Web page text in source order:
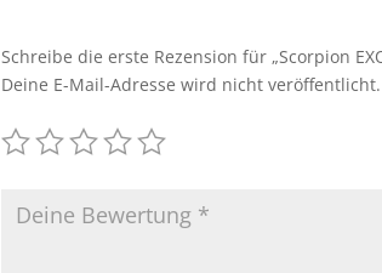
Schreibe die erste Rezension für „Scorpion
Deine E-Mail-Adresse wird nicht veröffentlicht.